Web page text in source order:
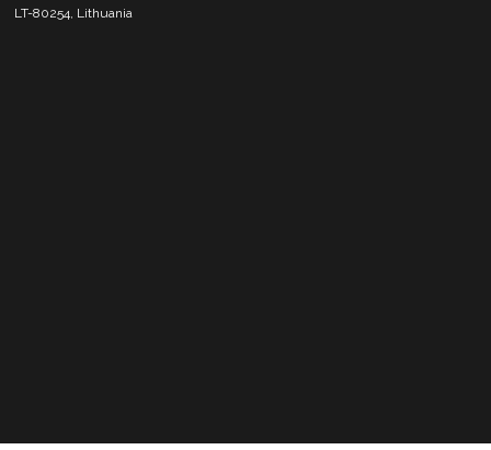
LT-80254, Lithuania